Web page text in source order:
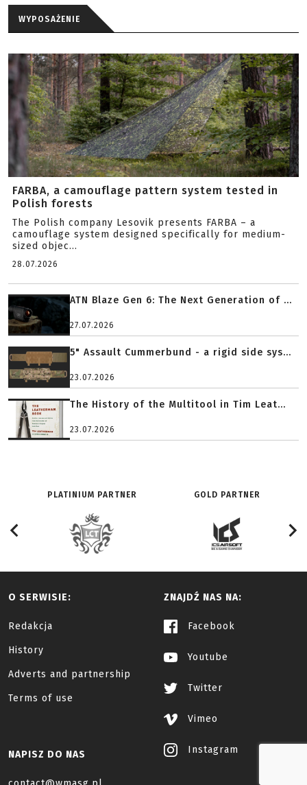
WYPOSAŻENIE
FARBA, a camouflage pattern system tested in
Polish forests
The Polish company Lesovik presents FARBA – a
camouflage system designed specifically for medium-
sized objec...
28.07.2026
ATN Blaze Gen 6: The Next Generation of ...
27.07.2026
5" Assault Cummerbund - a rigid side sys...
23.07.2026
The History of the Multitool in Tim Leat...
23.07.2026
PLATINIUM PARTNER GOLD PARTNER
O SERWISIE:
Redakcja
History
Adverts and partnership
Terms of use
ZNAJDŹ NAS NA:
Facebook
Youtube
Twitter
Vimeo
Instagram
NAPISZ DO NAS